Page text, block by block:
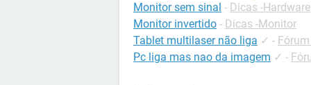
Monitor sem sinal - Dicas -Hardware
Monitor invertido - Dicas -Monitor
Tablet multilaser não liga ✓ -
Pc liga mas nao da imagem ✓ -